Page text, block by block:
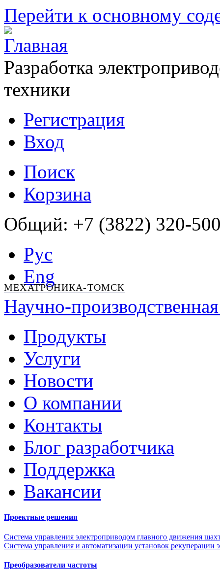
Перейти к основному
Разработка
техники
Регистрация
Вход
Поиск
Корзина
Общий: +7 (3822) 320-
Рус
Eng
МЕХАТРОНИКА-ТОМСК
Научно-
Продукты
Услуги
Новости
О компании
Контакты
Блог разработчика
Поддержка
Вакансии
Проектные решения
Система управления электроприводом главного движения
Система управления и автоматизации установок рекуперации
Преобразователи частоты